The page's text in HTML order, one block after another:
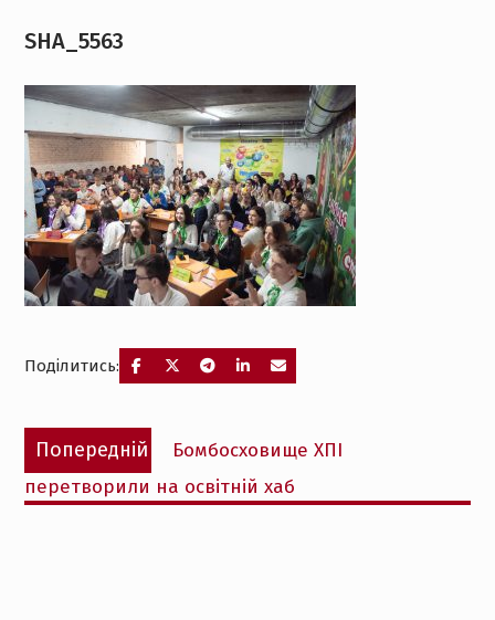
SHA_5563
Поділитись:
Навігація
записів
Попередній
Попередній
запис:
Бомбосховище ХПІ
перетворили на освітній хаб